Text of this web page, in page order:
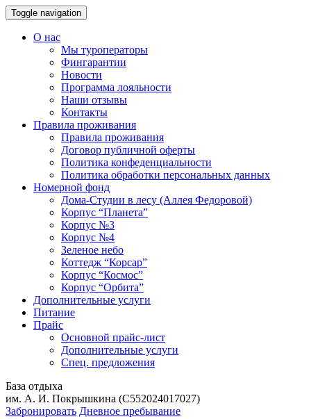
Toggle navigation
О нас
Мы туроператоры
Фингарантии
Новости
Программа лояльности
Наши отзывы
Контакты
Правила проживания
Правила проживания
Договор публичной оферты
Политика конфеденциальности
Политика обработки персональных данных
Номерной фонд
Дома-Студии в лесу (Аллея Федоровой)
Корпус “Планета”
Корпус №3
Корпус №4
Зеленое небо
Коттедж “Корсар”
Корпус “Космос”
Корпус “Орбита”
Дополнительные услуги
Питание
Прайс
Основной прайс-лист
Дополнительные услуги
Спец. предложения
База отдыха
им. А. И. Покрышкина (C552024017027)
Забронировать Дневное пребывание